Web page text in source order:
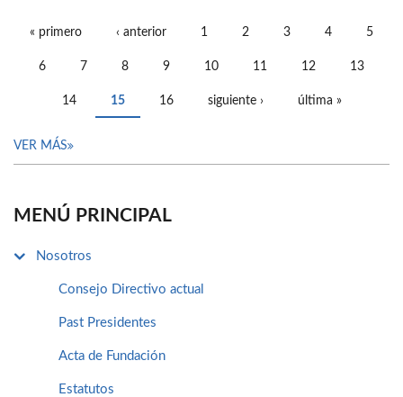
« primero ‹ anterior 1 2 3 4 5
6 7 8 9 10 11 12 13
14 15 16 siguiente › última »
VER MÁS
MENÚ PRINCIPAL
Nosotros
Consejo Directivo actual
Past Presidentes
Acta de Fundación
Estatutos